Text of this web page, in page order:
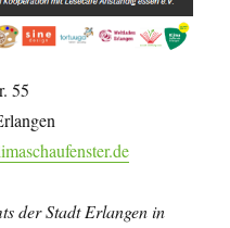
55
der Stadt Erlangen in